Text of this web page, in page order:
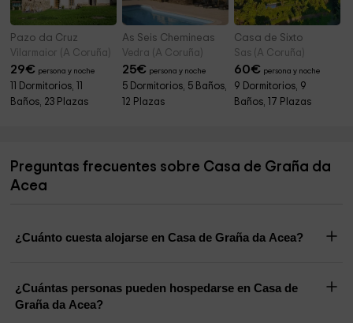
Pazo da Cruz
Vilarmaior (A Coruña)
29€ persona y noche
11 Dormitorios, 11
Baños, 23 Plazas
As Seis Chemineas
Vedra (A Coruña)
25€ persona y noche
5 Dormitorios, 5 Baños,
12 Plazas
Casa de Sixto
Sas (A Coruña)
60€ persona y noche
9 Dormitorios, 9
Baños, 17 Plazas
Preguntas frecuentes sobre Casa de Graña da
Acea
¿Cuánto cuesta alojarse en Casa de Graña da Acea?
¿Cuántas personas pueden hospedarse en Casa de
Graña da Acea?